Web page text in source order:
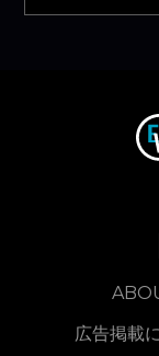
広告掲載